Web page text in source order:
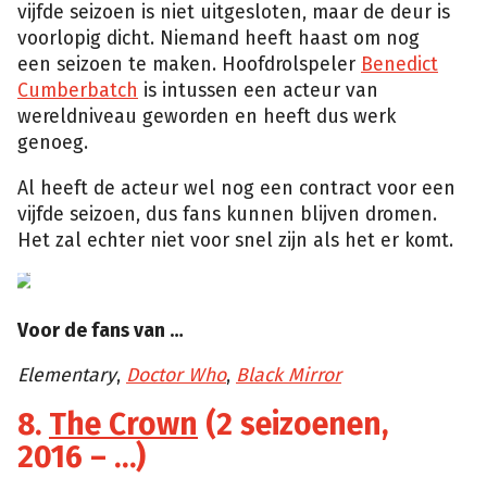
vijfde seizoen is niet uitgesloten, maar de deur is
voorlopig dicht. Niemand heeft haast om nog
een seizoen te maken. Hoofdrolspeler Benedict
Cumberbatch is intussen een acteur van
wereldniveau geworden en heeft dus werk
genoeg.
Al heeft de acteur wel nog een contract voor een
vijfde seizoen, dus fans kunnen blijven dromen.
Het zal echter niet voor snel zijn als het er komt.
Voor de fans van …
Elementary, Doctor Who, Black Mirror
8. The Crown (2 seizoenen,
2016 – …)